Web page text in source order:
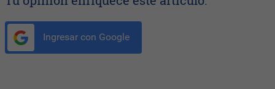
Ingresar con Google